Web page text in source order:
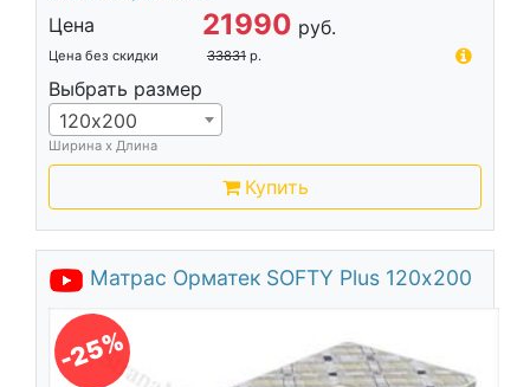
Цена 21990 руб.
Цена без скидки 33831 р.
Выбрать размер
120х200
Ширина х Длина
Купить
Матрас Орматек SOFTY Plus 120х200
-25%